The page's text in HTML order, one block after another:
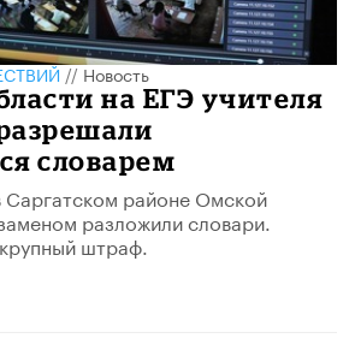
//Новость
на ЕГЭ учителя
словарем
районе Омской
разложили словари.
штраф.